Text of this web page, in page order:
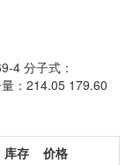
4 分子式：
：214.05 179.60
库存
价格